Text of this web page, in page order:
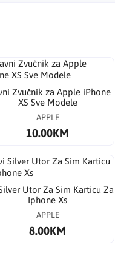
Zvučnik za Apple iPhone
XS Sve Modele
APPLE
10.00KM
Utor Za Sim Karticu Za
Iphone Xs
APPLE
8.00KM